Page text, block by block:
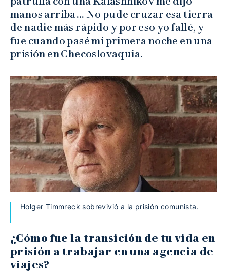
manos arriba… No pude cruzar esa tierra
de nadie más rápido y por eso yo fallé, y
fue cuando pasé mi primera noche en una
prisión en Checoslovaquia.
Holger Timmreck sobrevivió a la prisión comunista.
¿Cómo fue la transición de tu vida en
prisión a trabajar en una agencia de
viajes?